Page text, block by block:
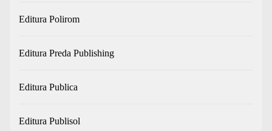
Editura Polirom
Editura Preda Publishing
Editura Publica
Editura Publisol